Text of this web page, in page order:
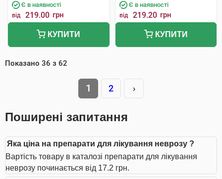
Є в наявності
від 219.00 грн
КУПИТИ
Є в наявності
від 219.20 грн
КУПИТИ
Показано 36 з 62
1 2 ›
Поширені запитання
Яка ціна на препарати для лікування неврозу ?
Вартість товару в каталозі препарати для лікування
неврозу починається від 17.2 грн.